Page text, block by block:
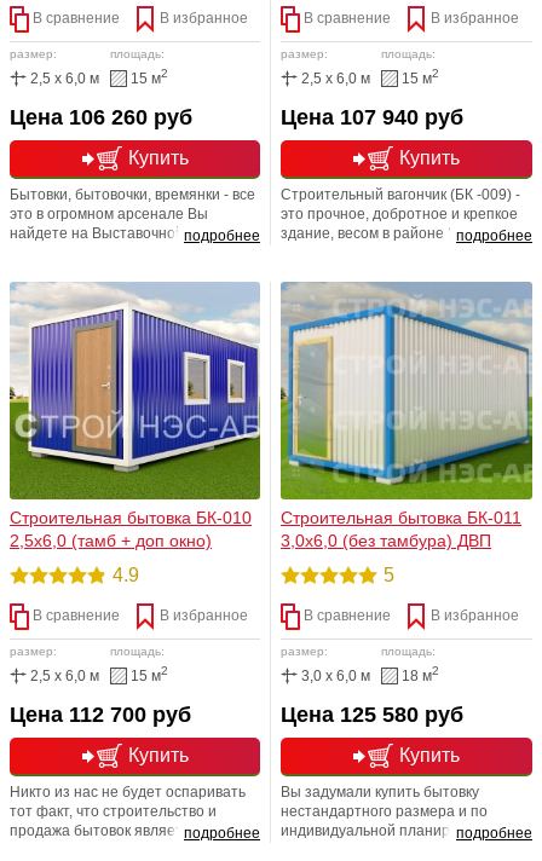
В сравнение В избранное
размер:
2,5 x 6,0 м
площадь:
15 м2
Купить
Цена 106 260 руб
подробнее
Бытовки, бытовочки, времянки - все
это в огромном арсенале Вы
найдете на Выставочной площадке,
Мы счастливы баловать огромным
разнообразием временных зданий
и сооружений. Закажите сегодня то,
что хотите, и завтра любая бытовка
будет уже ваша! Подарки к каждому
заказу!
В сравнение В избранное
размер:
2,5 x 6,0 м
площадь:
15 м2
Купить
Цена 107 940 руб
подробнее
Строительный вагончик (БК -009) -
это прочное, добротное и крепкое
здание, весом в районе 2,5 тонн, в
условия проживания для тех, кто
вынужден жить вне дома и
домашнего уюта. Полноценное
утепление фирмы "Кнауф" +
установленное дополнительное
окно не могут не радовать
приобретателя.
Строительная бытовка БК-010
2,5х6,0 (тамб + доп окно)
4.9
В сравнение В избранное
размер:
2,5 x 6,0 м
площадь:
15 м2
Купить
Цена 112 700 руб
подробнее
Никто из нас не будет оспаривать
тот факт, что строительство и
продажа бытовок является одним
Строительная бытовка БК-011
3,0х6,0 (без тамбура) ДВП
5
В сравнение В избранное
размер:
3,0 x 6,0 м
площадь:
18 м2
Купить
Цена 125 580 руб
подробнее
Вы задумали купить бытовку
нестандартного размера и по
индивидуальной планировке?